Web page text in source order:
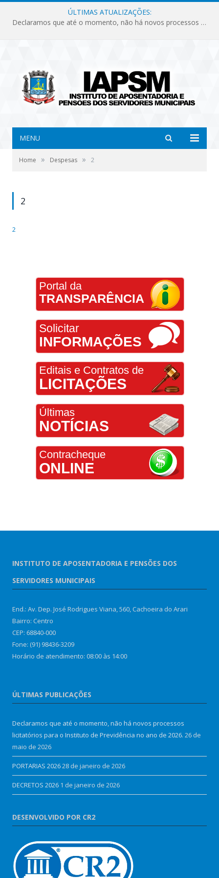
ÚLTIMAS ATUALIZAÇÕES:
Declaramos que até o momento, não há novos processos licitatórios para o Instituto de Previdência no ano de 2026.
MENU
Home » Despesas » 2
2
2
Portal da
TRANSPARÊNCIA
Solicitar
INFORMAÇÕES
Editais e Contratos de
LICITAÇÕES
Últimas
NOTÍCIAS
Contracheque
ONLINE
INSTITUTO DE APOSENTADORIA E PENSÕES DOS
SERVIDORES MUNICIPAIS
End.: Av. Dep. José Rodrigues Viana, 560, Cachoeira do Arari
Bairro: Centro
CEP: 68840-000
Fone: (91) 98436-3209
Horário de atendimento: 08:00 às 14:00
ÚLTIMAS PUBLICAÇÕES
Declaramos que até o momento, não há novos processos
licitatórios para o Instituto de Previdência no ano de 2026. 26 de
maio de 2026
PORTARIAS 202628 de janeiro de 2026
DECRETOS 2026 1 de janeiro de 2026
DESENVOLVIDO POR CR2